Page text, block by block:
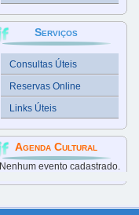
Serviços
Consultas Úteis
Reservas Online
Links Úteis
Agenda Cultural
Nenhum evento cadastrado.